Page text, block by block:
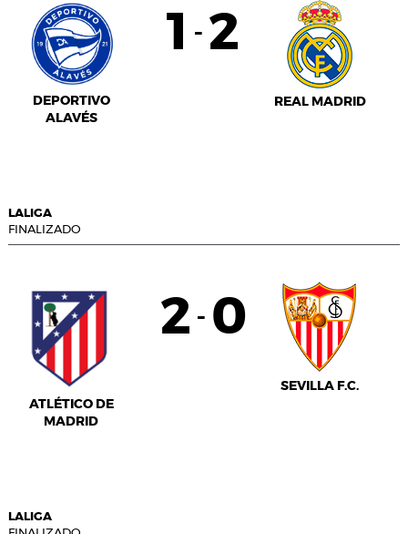
DEPORTIVO
ALAVÉS
1 - 2
REAL MADRID
LALIGA
FINALIZADO
ATLÉTICO DE
MADRID
2 - 0
SEVILLA F.C.
LALIGA